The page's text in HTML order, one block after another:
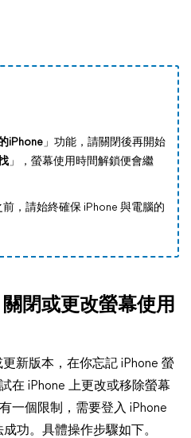
iPhone」功能，請關閉後再開始
」，螢幕使用時間解鎖便會繼
，請始終確保 iPhone 與電腦的
閉或更改螢幕使用
新版本，在你忘記 iPhone 螢
在 iPhone 上更改或移除螢幕
一個限制，需要登入 iPhone
功。具體操作步驟如下。